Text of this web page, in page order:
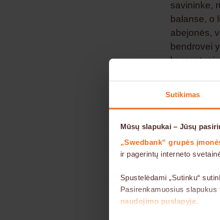
Sutikimas
Mūsų slapukai – Jūsų
„Swedbank“ grupės
ir pagerintų interneto
Spustelėdami „Sutinku“
Pasirenkamuosius
naudojimo puslapyje
savininke,
balanse, o
abejonės,
bendrovei
Veiklos
pagalbą
techninę
lengvai
sutarties
Tiesa,